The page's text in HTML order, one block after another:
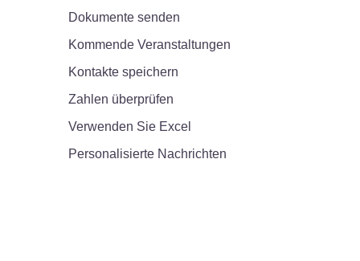
Dokumente senden
Kommende Veranstaltungen
Kontakte speichern
Zahlen überprüfen
Verwenden Sie Excel
Personalisierte Nachrichten